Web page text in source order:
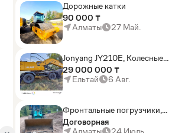
Дорожные катки
90 000 ₸
Алматы
27 Май.
Jonyang JY210E, Колесные
экскаваторы
29 000 000 ₸
Ельтай
6 Авг.
Фронтальные погрузчики,
Sunward ZYJ 320
Договорная